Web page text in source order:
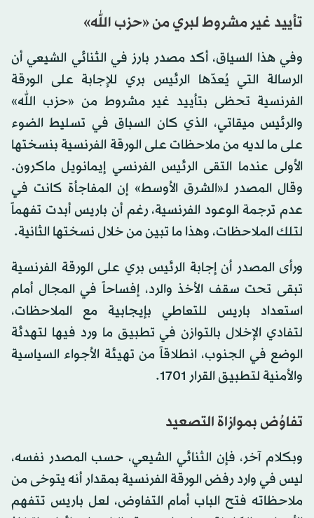
تأييد غير مشروط لبري من «حزب الله»
وفي هذا السياق، أكد مصدر بارز في الثنائي الشيعي أن
الرسالة التي يُعدّها الرئيس بري للإجابة على الورقة
الفرنسية تحظى بتأييد غير مشروط من «حزب الله»
والرئيس ميقاتي، الذي كان السباق في تسليط الضوء
على ما لديه من ملاحظات على الورقة الفرنسية بنسختها
الأولى عندما التقى الرئيس الفرنسي إيمانويل ماكرون.
وقال المصدر لـ«الشرق الأوسط» إن المفاجأة كانت في
عدم ترجمة الوعود الفرنسية، رغم أن باريس أبدت تفهماً
لتلك الملاحظات، وهذا ما تبين من خلال نسختها الثانية.
ورأى المصدر أن إجابة الرئيس بري على الورقة الفرنسية
تبقى تحت سقف الأخذ والرد، إفساحاً في المجال أمام
استعداد باريس للتعاطي بإيجابية مع الملاحظات،
لتفادي الإخلال بالتوازن في تطبيق ما ورد فيها لتهدئة
الوضع في الجنوب، انطلاقاً من تهيئة الأجواء السياسية
والأمنية لتطبيق القرار 1701.
تفاوُض بموازاة التصعيد
وبكلام آخر، فإن الثنائي الشيعي، حسب المصدر نفسه،
ليس في وارد رفض الورقة الفرنسية بمقدار أنه يتوخى من
ملاحظاته فتح الباب أمام التفاوض، لعل باريس تتفهم